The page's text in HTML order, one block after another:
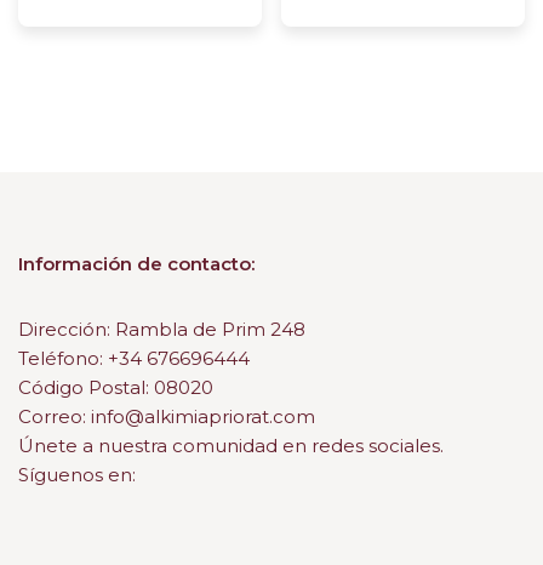
Información de contacto:
Dirección: Rambla de Prim 248
Teléfono: +34 676696444
Código Postal: 08020
Correo: info@alkimiapriorat.com
Únete a nuestra comunidad en redes sociales.
Síguenos en: